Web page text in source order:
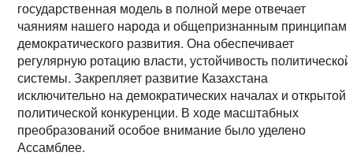
государственная модель в полной мере отвечает
чаяниям нашего народа и общепризнанным принципам
демократического развития. Она обеспечивает
регулярную ротацию власти, устойчивость политической
системы. Закрепляет развитие Казахстана
исключительно на демократических началах и открытой
политической конкуренции. В ходе масштабных
преобразований особое внимание было уделено
Ассамблее.